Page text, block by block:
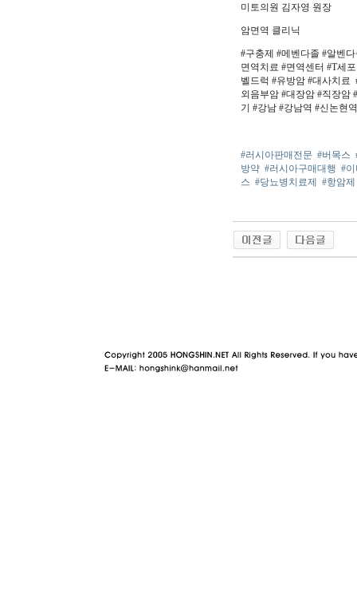
미토의원 김자영 원장
암면역 클리닉
#구충제 #메벤다졸 #알벤
면역치료 #면역센터 #T세
벨드럭 #유방암 #대사치료
외음부암 #대장암 #직장암
기 #강남 #강남역 #신논현
#러시아판매전문 #버목스
방약 #러시아구매대행 #
스 #당뇨병치료제 #항암제